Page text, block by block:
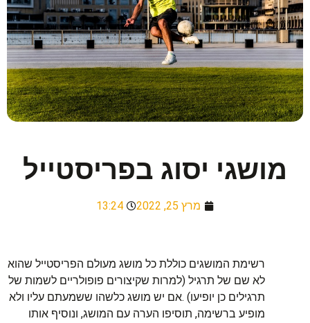
מושגי יסוג בפריסטייל
מרץ 25, 2022 13:24
רשימת המושגים כוללת כל מושג מעולם הפריסטייל שהוא
לא שם של תרגיל (למרות שקיצורים פופולריים לשמות של
תרגילים כן יופיעו) .אם יש מושג כלשהו ששמעתם עליו ולא
מופיע ברשימה, תוסיפו הערה עם המושג, ונוסיף אותו